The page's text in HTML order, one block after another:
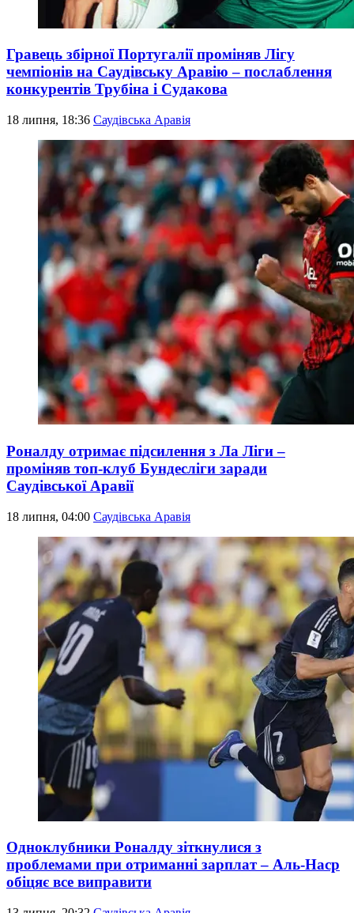
Гравець збірної Португалії проміняв Лігу
чемпіонів на Саудівську Аравію – послаблення
конкурентів Трубіна і Судакова
18 липня, 18:36 Саудівська Аравія
Роналду отримає підсилення з Ла Ліги –
проміняв топ-клуб Бундесліги заради
Саудівської Аравії
18 липня, 04:00 Саудівська Аравія
Одноклубники Роналду зіткнулися з
проблемами при отриманні зарплат – Аль-Наср
обіцяє все виправити